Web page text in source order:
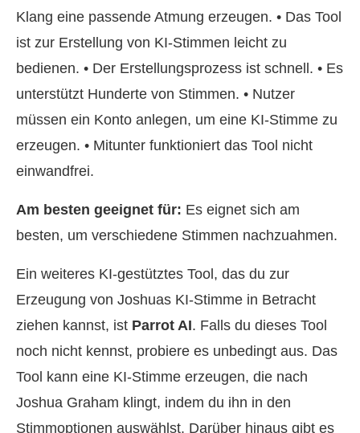
Klang eine passende Atmung erzeugen. • Das Tool
ist zur Erstellung von KI‑Stimmen leicht zu
bedienen. • Der Erstellungsprozess ist schnell. • Es
unterstützt Hunderte von Stimmen. • Nutzer
müssen ein Konto anlegen, um eine KI‑Stimme zu
erzeugen. • Mitunter funktioniert das Tool nicht
einwandfrei.
Am besten geeignet für: Es eignet sich am
besten, um verschiedene Stimmen nachzuahmen.
Ein weiteres KI‑gestütztes Tool, das du zur
Erzeugung von Joshuas KI‑Stimme in Betracht
ziehen kannst, ist Parrot AI. Falls du dieses Tool
noch nicht kennst, probiere es unbedingt aus. Das
Tool kann eine KI‑Stimme erzeugen, die nach
Joshua Graham klingt, indem du ihn in den
Stimmoptionen auswählst. Darüber hinaus gibt es